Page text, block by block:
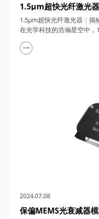
1.5μm超快光纤激光
量的核心引擎
1.5μm超快光纤激光器：揭
在光学科技的浩瀚星空中
长优势、超快的脉冲特性
精密测量、材料加工及科学
的应用范围，带您领略这
2024.07.08
保偏MEMS光衰减器